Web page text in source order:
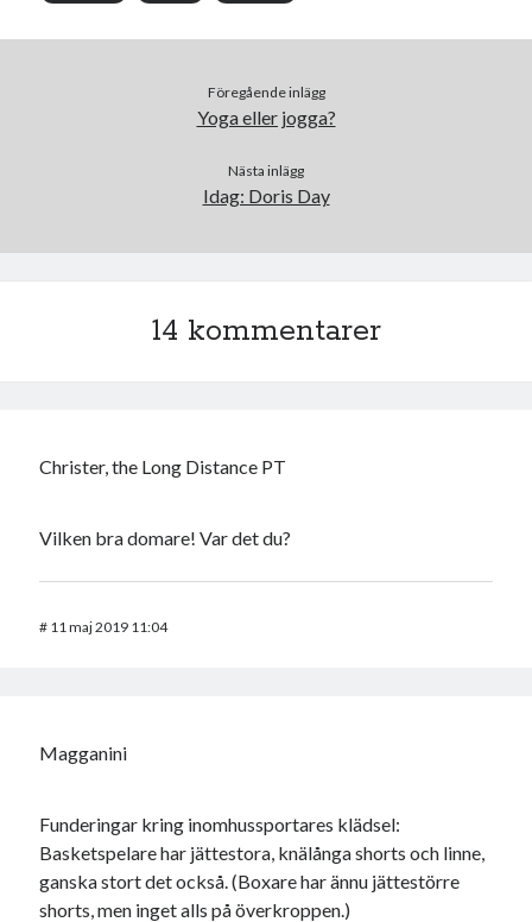
Föregående inlägg
Yoga eller jogga?
Nästa inlägg
Idag: Doris Day
14 kommentarer
Christer, the Long Distance PT
Vilken bra domare! Var det du?
# 11 maj 2019 11:04
Magganini
Funderingar kring inomhussportares klädsel:
Basketspelare har jättestora, knälånga shorts och linne,
ganska stort det också. (Boxare har ännu jättestörre
shorts, men inget alls på överkroppen.)